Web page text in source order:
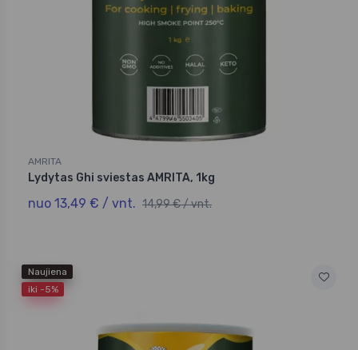
AMRITA
Lydytas Ghi sviestas AMRITA, 1kg
nuo 13,49 € / vnt. 14,99 € / vnt.
Naujiena
iki -5%